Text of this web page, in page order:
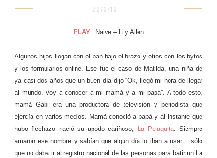
22/3/12 -
PLAY| Naive – Lily Allen
Algunos hijos llegan con el pan bajo el brazo y otros con los bytes
y los formularios online. Ese fue el caso de Matilda, una niña de
ya casi dos años que un buen día dijo “Ok, llegó mi hora de llegar
al mundo. Voy a conocer a mi mamá y a mi papá”. A todo esto,
mamá Gabi era una productora de televisión y periodista que
ejercía en varios medios. Mamá conoció a papá y al instante que
hubo flechazo nació su apodo cariñoso,
La Polaquita. Siempre
amaron ese nombre y sabían que algún día lo iban a usar… sólo
que no daba ir al registro nacional de las personas para batir un La